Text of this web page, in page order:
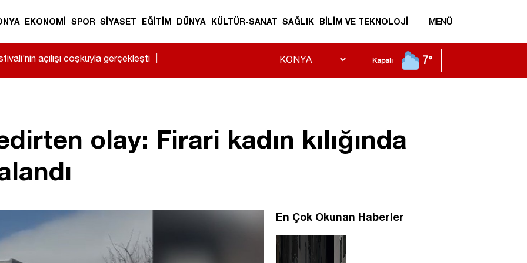
EKONOMİ SPOR SİYASET EĞİTİM DÜNYA KÜLTÜR-SANAT SAĞLIK BİLİM VE TEKNOLOJİ MENÜ
açılışı coşkuyla gerçekleşti Kapalı 7°
olay: Firari kadın kılığında
En Çok Okunan Haberler